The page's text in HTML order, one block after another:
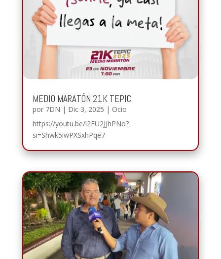
MEDIO MARATÓN 21K TEPIC
por 7DN | Dic 3, 2025 | Ocio
https://youtu.be/l2FU2JJhPNo?
si=Shwk5iwPXSxhPqe7